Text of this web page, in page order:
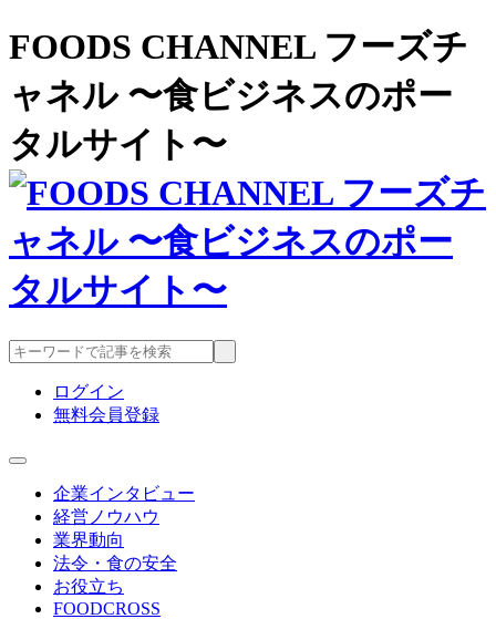
FOODS CHANNEL フーズチ
ャネル 〜食ビジネスのポー
タルサイト〜
ログイン
無料会員登録
企業インタビュー
経営ノウハウ
業界動向
法令・食の安全
お役立ち
FOODCROSS